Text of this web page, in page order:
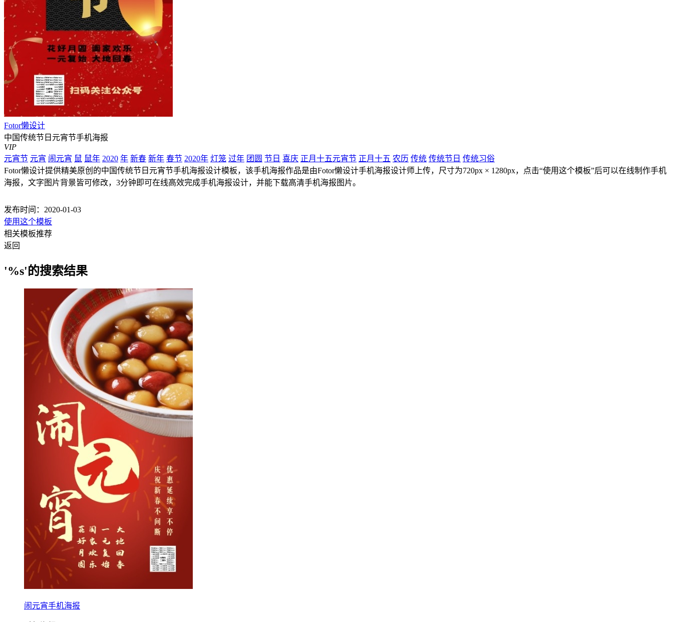
Fotor懒设计
中国传统节日元宵节手机海报
VIP
元宵节 元宵 闹元宵 鼠 鼠年 2020 年 新春 新年 春节 2020年 灯笼 过年 团圆 节日 喜庆 正月十五元宵节 正月十五 农历 传统 传统节日 传统习俗
Fotor懒设计提供精美原创的中国传统节日元宵节手机海报设计模板，该手机海报作品是由Fotor懒设计手机海报设计师上传，尺寸为720px × 1280px，点击“使用这个模板”后可以在线制作手机
海报，文字图片背景皆可修改，3分钟即可在线高效完成手机海报设计，并能下载高清手机海报图片。
发布时间：2020-01-03
使用这个模板
相关模板推荐
返回
'%s'的搜索结果
闹元宵手机海报